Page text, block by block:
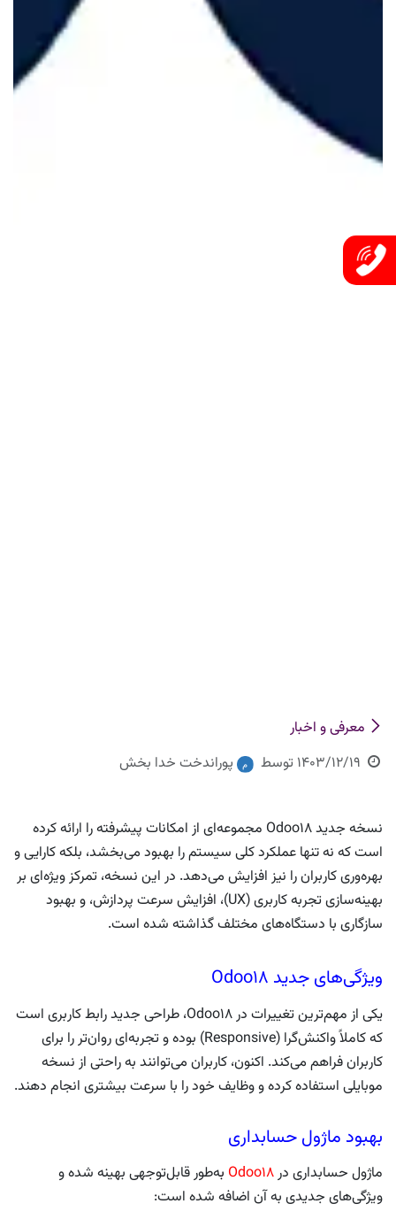
معرفی و اخبار
1403/12/19 توسط پوراندخت خدا بخش
نسخه جدید Odoo18 مجموعه‌ای از امکانات پیشرفته را ارائه کرده
است که نه تنها عملکرد کلی سیستم را بهبود می‌بخشد، بلکه کارایی و
بهره‌وری کاربران را نیز افزایش می‌دهد. در این نسخه، تمرکز ویژه‌ای بر
بهینه‌سازی تجربه کاربری (UX)، افزایش سرعت پردازش، و بهبود
سازگاری با دستگاه‌های مختلف گذاشته شده است.
ویژگی‌های جدید Odoo18
یکی از مهم‌ترین تغییرات در Odoo18، طراحی جدید رابط کاربری است
که کاملاً واکنش‌گرا (Responsive) بوده و تجربه‌ای روان‌تر را برای
کاربران فراهم می‌کند. اکنون، کاربران می‌توانند به راحتی از نسخه
موبایلی استفاده کرده و وظایف خود را با سرعت بیشتری انجام دهند.
بهبود ماژول حسابداری
ماژول حسابداری درOd​oo18 به‌طور قابل‌توجهی بهینه شده و
ویژگی‌های جدیدی به آن اضافه شده است: